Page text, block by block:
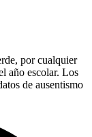
por cualquier
año escolar. Los
de ausentismo